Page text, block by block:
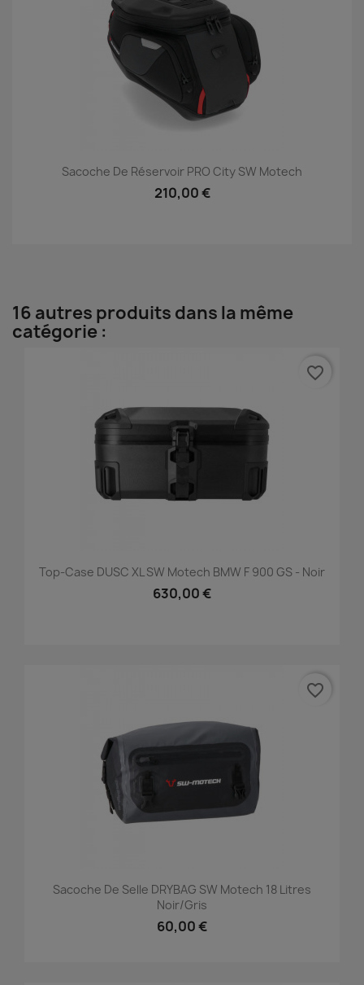
Sacoche De Réservoir PRO City SW Motech
210,00 €
16 autres produits dans la même
catégorie :
Top-Case DUSC XL SW Motech BMW F 900 GS - Noir
630,00 €
favorite_border
Sacoche De Selle DRYBAG SW Motech 18 Litres
Noir/gris
60,00 €
favorite_border